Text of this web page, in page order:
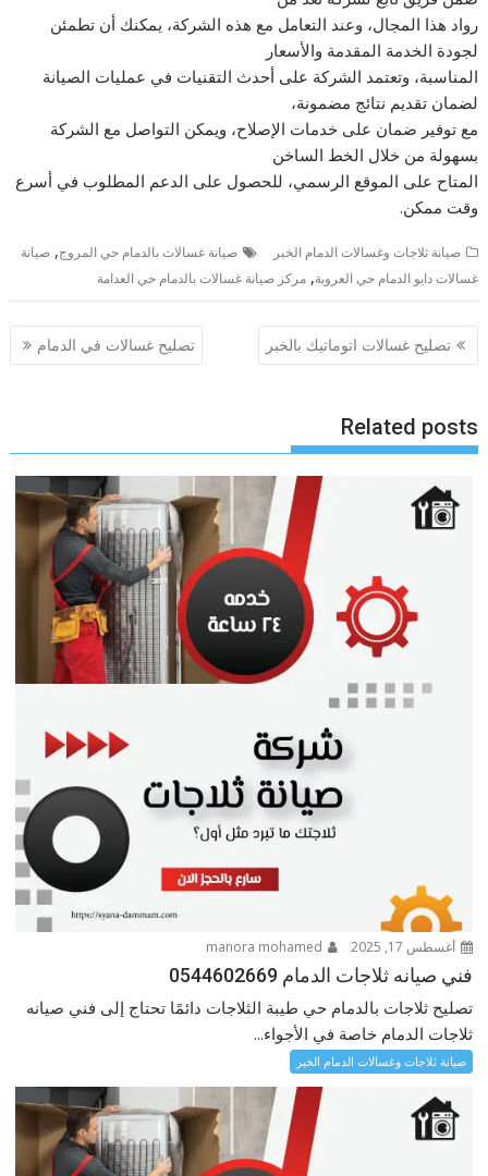
رواد هذا المجال، وعند التعامل مع هذه الشركة، يمكنك أن تطمئن
لجودة الخدمة المقدمة والأسعار
المناسبة، وتعتمد الشركة على أحدث التقنيات في عمليات الصيانة
لضمان تقديم نتائج مضمونة،
مع توفير ضمان على خدمات الإصلاح، ويمكن التواصل مع الشركة
بسهولة من خلال الخط الساخن
المتاح على الموقع الرسمي، للحصول على الدعم المطلوب في أسرع
وقت ممكن.
صيانة ثلاجات وغسالات الدمام الخبر صيانة غسالات بالدمام حي المروج,صيانة
غسالات دايو الدمام حي العروبة,مركز صيانة غسالات بالدمام حي العدامة
تصفّح
المقالات
تصليح غسالات اتوماتيك بالخبر تصليح غسالات في الدمام
Related posts
أغسطس 17, 2025
فني صيانه ثلاجات الدمام 0544602669
تصليح ثلاجات بالدمام حي طيبة الثلاجات دائمًا تحتاج إلى فني صيانه
ثلاجات الدمام خاصة في الأجواء...
صيانة ثلاجات وغسالات الدمام الخبر